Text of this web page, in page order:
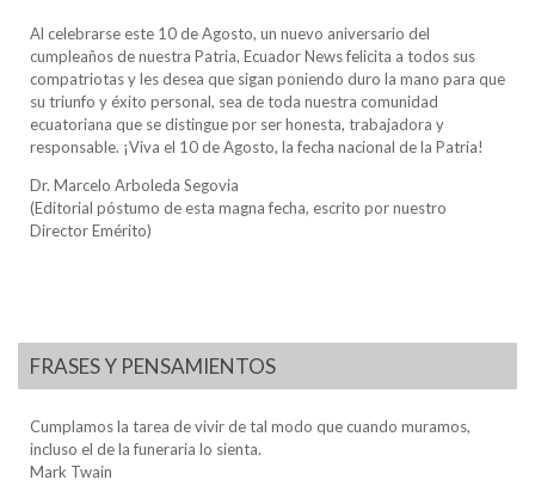
Al celebrarse este 10 de Agosto, un nuevo aniversario del
cumpleaños de nuestra Patria, Ecuador News felicita a todos sus
compatriotas y les desea que sigan poniendo duro la mano para que
su triunfo y éxito personal, sea de toda nuestra comunidad
ecuatoriana que se distingue por ser honesta, trabajadora y
responsable. ¡Viva el 10 de Agosto, la fecha nacional de la Patria!
Dr. Marcelo Arboleda Segovia
(Editorial póstumo de esta magna fecha, escrito por nuestro
Director Emérito)
FRASES Y PENSAMIENTOS
Cumplamos la tarea de vivir de tal modo que cuando muramos,
incluso el de la funeraria lo sienta.
Mark Twain